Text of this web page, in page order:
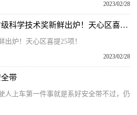
2023/02/28
全球热资讯！2021年省级科学技术奖新鲜出炉！天心区喜提25项！
出炉！天心区喜提25项！
2023/02/28
带
人上车第一件事就是系好安全带不过，仍